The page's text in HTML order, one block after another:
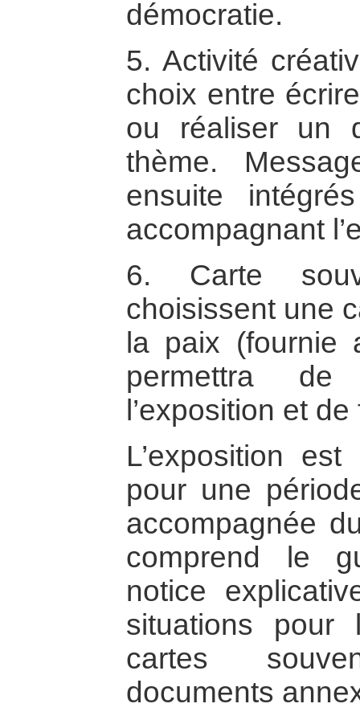
démocratie.
5. Activité
choix entre
ou réaliser un
thème.
ensuite
accompagnant
6. Carte
choisissent une
la paix (fournie
permettra
l’exposition et
L’exposition
pour une
accompagnée
comprend le
notice
situations pour
cartes
documents